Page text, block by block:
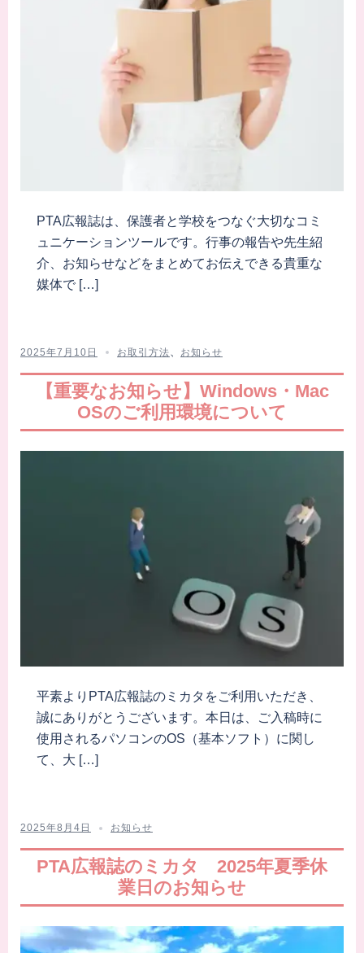
PTA広報誌は、保護者と学校をつなぐ大切なコミ
ュニケーションツールです。行事の報告や先生紹
介、お知らせなどをまとめてお伝えできる貴重な
媒体で […]
2025年7月10日 お取引方法、 お知らせ
【重要なお知らせ】Windows・Mac
OSのご利用環境について
平素よりPTA広報誌のミカタをご利用いただき、
誠にありがとうございます。本日は、ご入稿時に
使用されるパソコンのOS（基本ソフト）に関し
て、大 […]
2025年8月4日 お知らせ
PTA広報誌のミカタ 2025年夏季休
業日のお知らせ